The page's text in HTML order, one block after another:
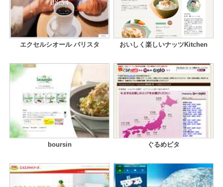
エクセルシオール バリスタ おいしく楽しいナッツKitchen
boursin ぐるめピタ